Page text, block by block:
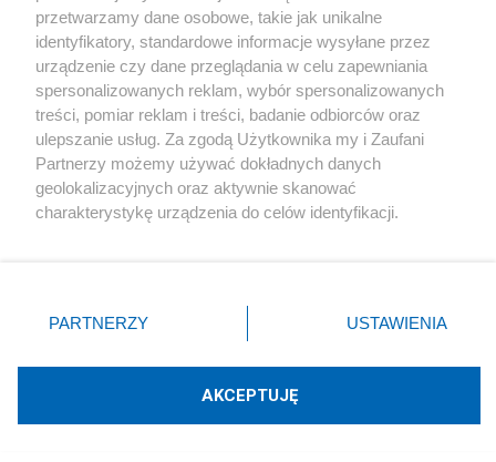
Podziel się swoją opinią
ZAŁÓŻ BLOG
Polityka
Gospodarka
Technologie
przetwarzamy dane osobowe, takie jak unikalne
identyfikatory, standardowe informacje wysyłane przez
urządzenie czy dane przeglądania w celu zapewniania
spersonalizowanych reklam, wybór spersonalizowanych
treści, pomiar reklam i treści, badanie odbiorców oraz
ulepszanie usług. Za zgodą Użytkownika my i Zaufani
Partnerzy możemy używać dokładnych danych
geolokalizacyjnych oraz aktywnie skanować
charakterystykę urządzenia do celów identyfikacji.
zmienić/wycofać klikając przycisk ustawień prywatności
znajdujący się w lewym dolnym rogu strony
rodzaje przetwarzania danych nie wymagają zgody
użytkownika, ale masz prawo sprzeciwić się takiemu
PARTNERZY USTAWIENIA
AKCEPTUJĘ